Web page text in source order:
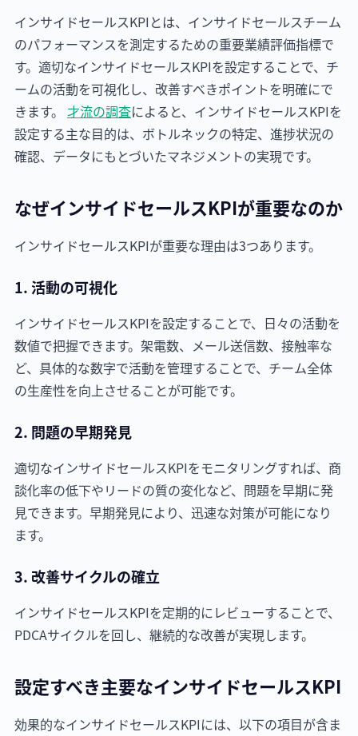
インサイドセールスKPIとは、インサイドセールスチーム
のパフォーマンスを測定するための重要業績評価指標で
す。適切なインサイドセールスKPIを設定することで、チ
ームの活動を可視化し、改善すべきポイントを明確にで
きます。 才流の調査によると、インサイドセールスKPIを
設定する主な目的は、ボトルネックの特定、進捗状況の
確認、データにもとづいたマネジメントの実現です。
なぜインサイドセールスKPIが重要なのか
インサイドセールスKPIが重要な理由は3つあります。
1. 活動の可視化
インサイドセールスKPIを設定することで、日々の活動を
数値で把握できます。架電数、メール送信数、接触率な
ど、具体的な数字で活動を管理することで、チーム全体
の生産性を向上させることが可能です。
2. 問題の早期発見
適切なインサイドセールスKPIをモニタリングすれば、商
談化率の低下やリードの質の変化など、問題を早期に発
見できます。早期発見により、迅速な対策が可能になり
ます。
3. 改善サイクルの確立
インサイドセールスKPIを定期的にレビューすることで、
PDCAサイクルを回し、継続的な改善が実現します。
設定すべき主要なインサイドセールスKPI
効果的なインサイドセールスKPIには、以下の項目が含ま